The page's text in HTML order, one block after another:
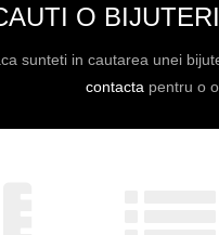
O
sunteti in cautarea unei
contacta pentru o